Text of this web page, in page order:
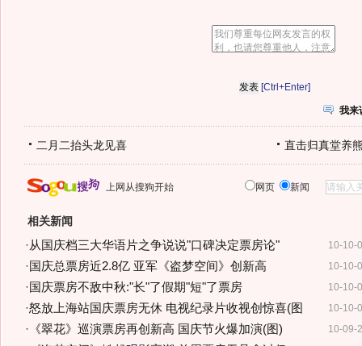
[Ctrl+Enter]
我来
二月二抬头龙见喜 直击归真堂养
上网从搜狗开始 网页 新闻
相关新闻
10-10-
·从国庆档三大华语片之争说说"口碑决定票房论"
10-10-
· 国庆总票房近2.8亿 亚军《盗梦空间》创新高
10-10-
· 国庆票房不敌中秋:"长"了假期"短"了票房
10-10-
·怒放上海站国庆票房无休 电视纪录片收视创惊喜(图
10-09-
· 《翠花》巡演票房再创新高 国庆节火爆加演(图)